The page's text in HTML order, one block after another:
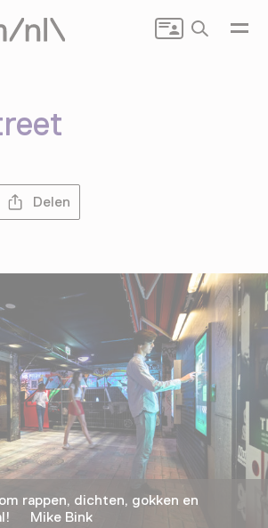
Zoeken
Delen
rappen, dichten, gokken en
Mike Bink